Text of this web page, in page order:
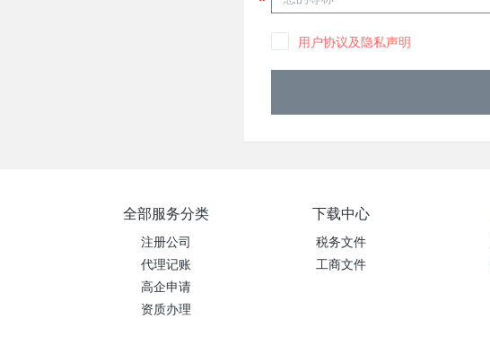
用户协议及隐私声明
全部服务分类
注册公司
代理记账
高企申请
资质办理
下载中心
税务文件
工商文件